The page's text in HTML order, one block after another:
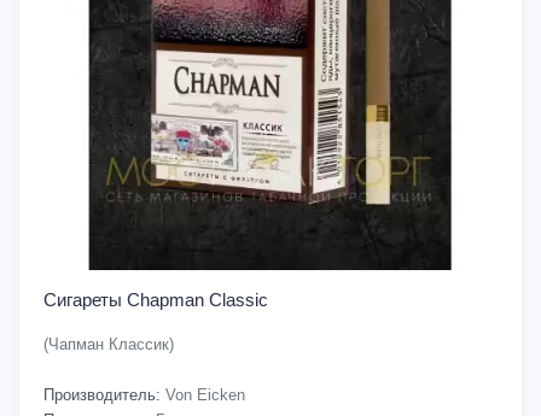
Сигареты Chapman Classic
(Чапман Классик)
Производитель: Von Eicken